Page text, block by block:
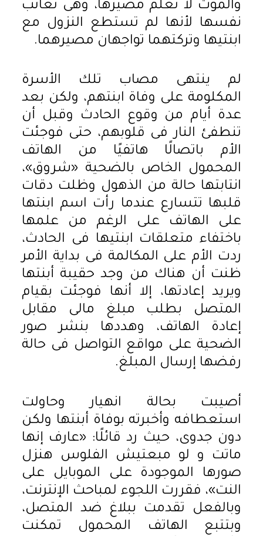
والموت لا تعلم مصيرها، وهى تعاتب
نفسها لأنها لم تستطع النزول مع
ابنتيها وتركتهما تواجهان مصيرهما.
لم ينتهى مصاب تلك الأسرة
المكلومة على وفاة ابنتهم، ولكن بعد
عدة أيام من وقوع الحادث وقبل أن
تنطفئ النار فى قلوبهم، حتى فوجئت
الأم باتصالًا هاتفيًا من الهاتف
المحمول الخاص بالضحية «شروق»،
انتابتها حالة من الذهول وظلت دقات
قلبها تتسارع عندما رأت اسم ابنتها
على الهاتف على الرغم من علمها
باختفاء متعلقات ابنتيها فى الحادث،
ردت الأم على المكالمة فى بداية الأمر
ظنت أن هناك من وجد حقيبة أبنتها
ويريد إعادتها، إلا أنها فوجئت بقيام
المتصل بطلب مبلغ مالى مقابل
إعادة الهاتف، وهددها بنشر صور
الضحية على مواقع التواصل فى حالة
رفضها إرسال المبلغ.
أصيبت بحالة انهيار وحاولت
استعطافه وأخبرته بوفاة أبنتها ولكن
دون جدوى، حيث رد قائلًا: «عارف إنها
ماتت و لو مبعتيش الفلوس هنزل
صورها الموجودة على الموبايل على
النت»، فقررت اللجوء لمباحث الإنترنت،
وبالفعل تقدمت ببلاغ ضد المتصل،
وبتتبع الهاتف المحمول تمكنت